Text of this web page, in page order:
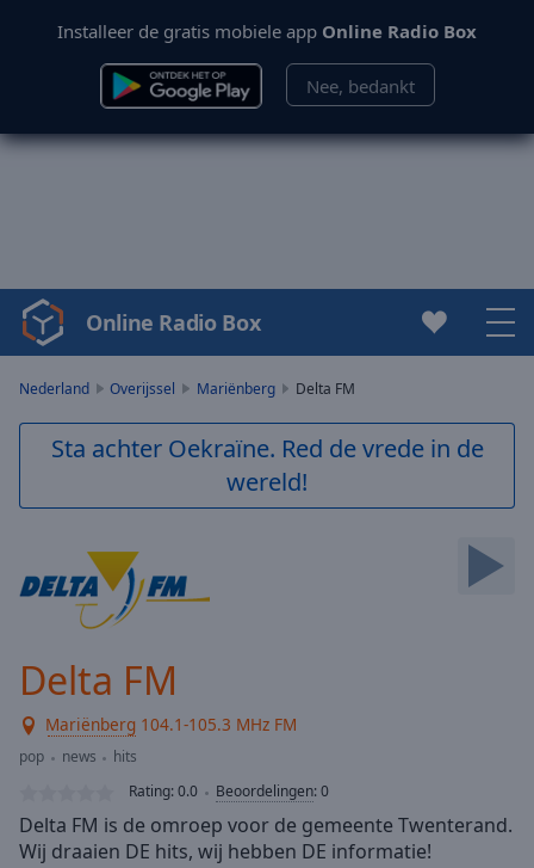
Installeer de gratis mobiele app Online Radio Box
Nee, bedankt
Video
Player
Skip
Forward
Mute
Loaded:
0.00%
Type LIVE
Seek to
live,
Online Radio Box
Nederland Overijssel Mariënberg Delta FM
Sta achter Oekraïne. Red de vrede in de
wereld!
Delta FM
Mariënberg 104.1-105.3 MHz FM
pop news
hits
Rating:0.0 Beoordelingen:0
Delta FM is de omroep voor de gemeente Twenterand.
Wij draaien DE hits, wij hebben DE informatie!